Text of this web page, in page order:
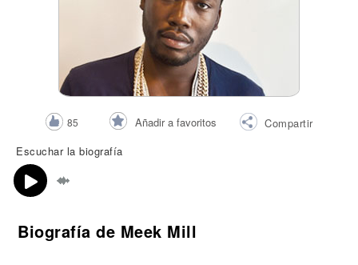
85 Añadir a favoritos
Compartir
Escuchar la biografía
Biografía de Meek Mill